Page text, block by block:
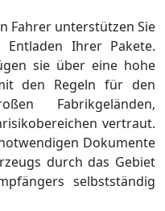
Fahrer unterstützen Sie
Ihrer Pakete.
sie über eine hohe
den Regeln für den
Fabrikgeländen,
vertraut.
Dokumente
durch das Gebiet
selbstständig